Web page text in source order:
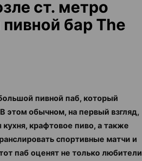
ст. метро
бар The
пивной паб, который
этом обычном, на первый взгляд,
крафтовое пиво, а также
спортивные матчи и
паб оценят не только любители